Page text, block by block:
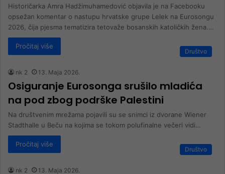
Historičarka Amra Hadžimuhamedović objavila je na Facebooku
opsežan komentar o nastupu hrvatske grupe Lelek na Eurosongu
2026, čija pjesma tematizira tetovaže bosanskih katoličkih žena.…
Pročitaj više
Društvo
nk 2 13. Maja 2026.
Osiguranje Eurosonga srušilo mladića
na pod zbog podrške Palestini
Na društvenim mrežama pojavili su se snimci iz dvorane Wiener
Stadthalle u Beču na kojima se tokom polufinalne večeri vidi…
Pročitaj više
Društvo
nk 2 13. Maja 2026.